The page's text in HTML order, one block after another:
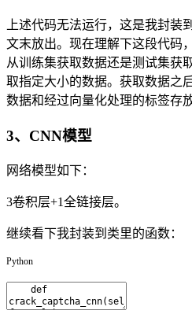
上述代码无法运行，这是我封装
文末放出。现在理解下这段代码
从训练集获取数据还是测试集获
取指定大小的数据。获取数据之
数据和经过向量化处理的标签存
3、CNN模型
网络模型如下：
3卷积层+1全链接层。
继续看下我封装到类里的函数：
Python